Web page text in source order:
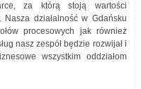
za którą stoją wartości
działalność w Gdańsku
procesowych jak również
nasz zespół będzie rozwijał i
wszystkim oddziałom